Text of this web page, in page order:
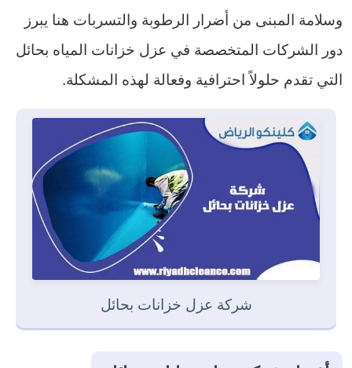
وسلامة المبنى من أضرار الرطوبة والتسربات هنا يبرز
دور الشركات المتخصصة في عزل خزانات المياه بحائل
التي تقدم حلولاً احترافية وفعالة لهذه المشكلة.
شركة عزل خزانات بحائل